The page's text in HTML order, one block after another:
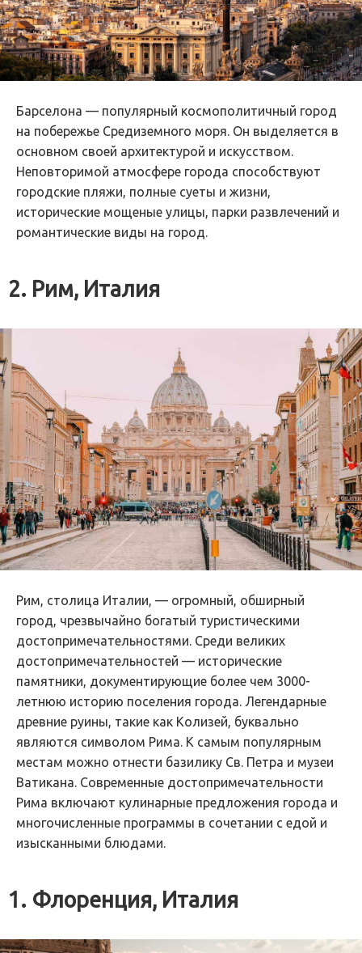
Барселона — популярный космополитичный город
на побережье Средиземного моря. Он выделяется в
основном своей архитектурой и искусством.
Неповторимой атмосфере города способствуют
городские пляжи, полные суеты и жизни,
исторические мощеные улицы, парки развлечений и
романтические виды на город.
2. Рим, Италия
Рим, столица Италии, — огромный, обширный
город, чрезвычайно богатый туристическими
достопримечательностями. Среди великих
достопримечательностей — исторические
памятники, документирующие более чем 3000-
летнюю историю поселения города. Легендарные
древние руины, такие как Колизей, буквально
являются символом Рима. К самым популярным
местам можно отнести базилику Св. Петра и музеи
Ватикана. Современные достопримечательности
Рима включают кулинарные предложения города и
многочисленные программы в сочетании с едой и
изысканными блюдами.
1. Флоренция, Италия